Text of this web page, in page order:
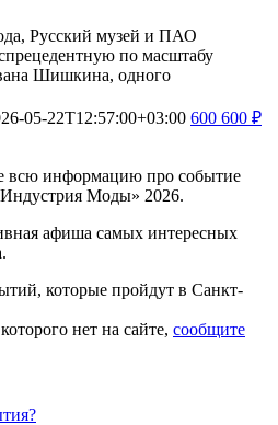
Русский музей и ПАО
по масштабу
Шишкина, одного
05-22T12:57:00+03:00 600 600 ₽
всю информацию про событие
Моды» 2026.
афиша самых интересных
которые пройдут в Санкт-
нет на сайте, сообщите